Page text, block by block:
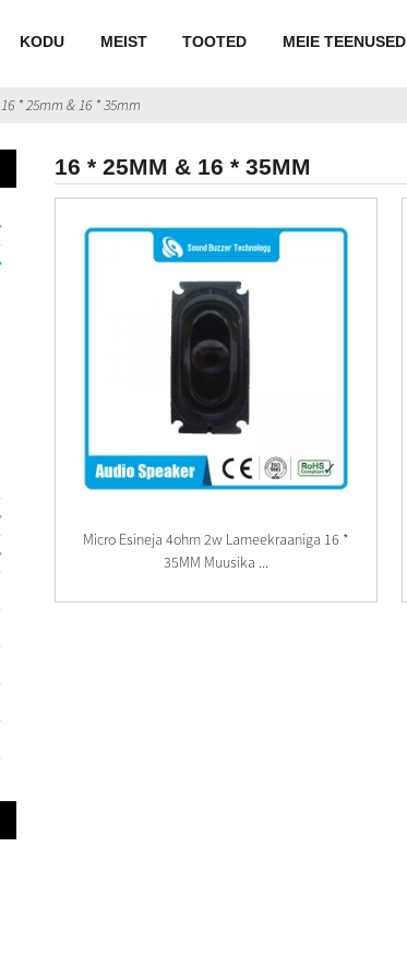
KODU MEIST TOOTED MEIE TEENUSED
16 * 25mm & 16 * 35mm
16 * 25MM & 16 * 35MM
Micro Esineja 4ohm 2w Lameekraaniga 16 *
35MM Muusika ...